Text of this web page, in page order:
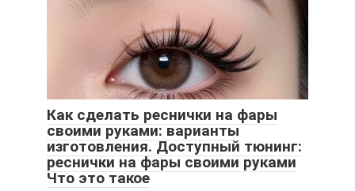
Как сделать реснички на фары
своими руками: варианты
изготовления. Доступный тюнинг:
реснички на фары своими руками
Что это такое